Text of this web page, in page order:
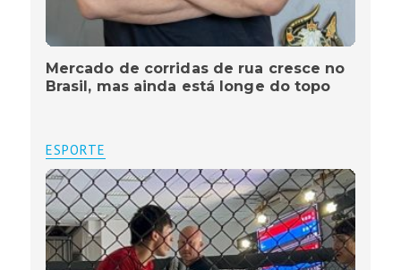
Mercado de corridas de rua cresce no
Brasil, mas ainda está longe do topo
ESPORTE